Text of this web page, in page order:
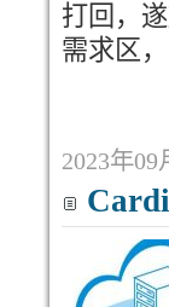
打回，
需求区，
2023年09